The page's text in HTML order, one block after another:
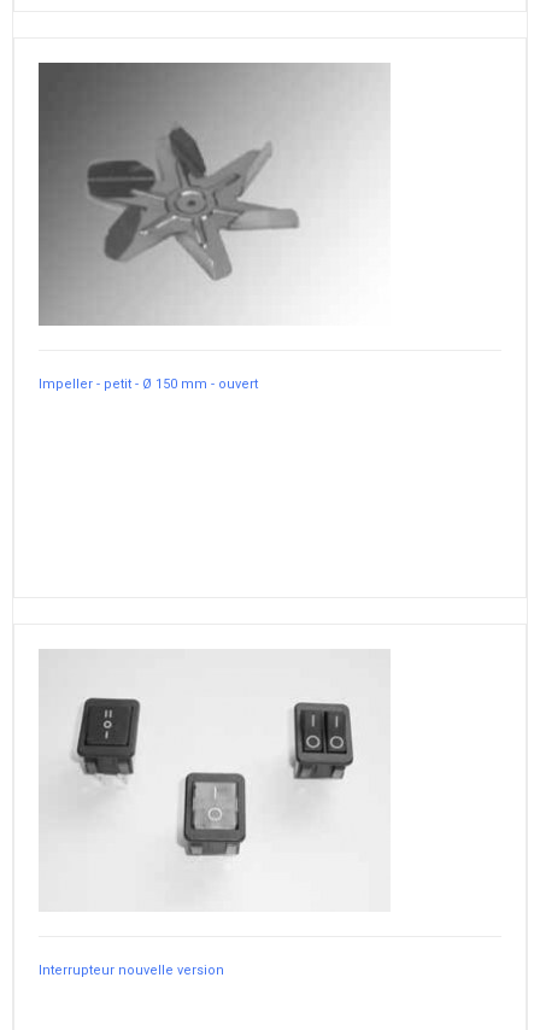
Impeller - petit - Ø 150 mm - ouvert
Interrupteur nouvelle version